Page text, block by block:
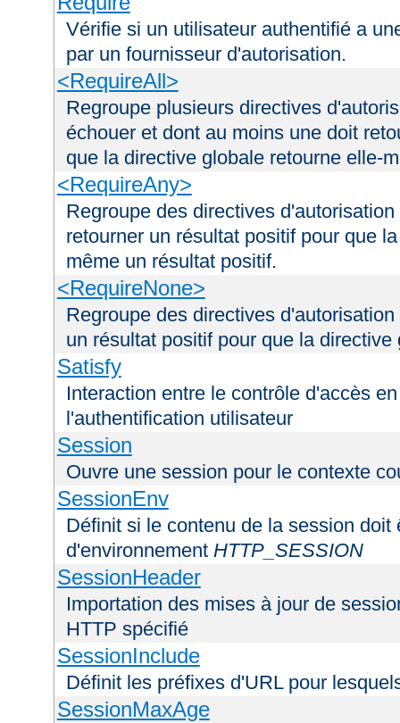
Vérifie si un utilisateur authentifié a
par un fournisseur d'autorisation.
<RequireAll>
Regroupe plusieurs directives
échouer et dont au moins une doit
que la directive globale retourne elle-
<RequireAny>
Regroupe des directives
retourner un résultat positif pour que
même un résultat positif.
<RequireNone>
Regroupe des directives
un résultat positif pour que la
Satisfy
Interaction entre le contrôle d'accès
l'authentification utilisateur
Session
Ouvre une session pour le contexte
SessionEnv
Définit si le contenu de la session
d'environnement HTTP_SESSION
SessionHeader
Importation des mises à jour de
HTTP spécifié
SessionInclude
Définit les préfixes d'URL pour
SessionMaxAge